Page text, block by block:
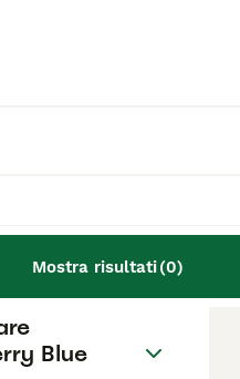
Mostra risultati(0)
della riproduzione.
del
Blue